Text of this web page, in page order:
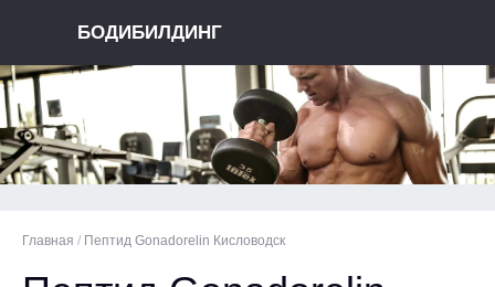
БОДИБИЛДИНГ
Главная / Пептид Gonadorelin Кисловодск